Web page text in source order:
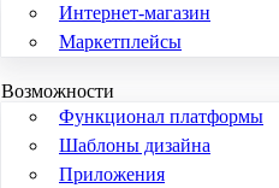
Интернет-магазин
Маркетплейсы
Возможности
Функционал платформы
Шаблоны дизайна
Приложения